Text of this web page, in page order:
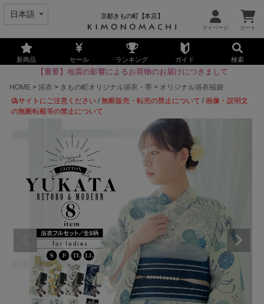
京都きもの町【本店】
新商品 セール ランキング ガイド 検索
【重要】地震の影響によるお荷物のお届けにつきまして
HOME
浴衣 きもの町オリジナル浴衣・帯
オリジナル浴衣福袋
偽サイトにご注意ください /無断販売・転売の禁止について /画像・説明文
の無断転載等の禁止について